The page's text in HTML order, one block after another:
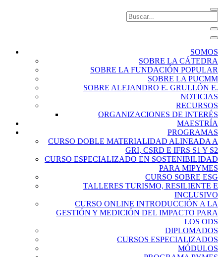
SOMOS
SOBRE LA CÁTEDRA
SOBRE LA FUNDACIÓN POPULAR
SOBRE LA PUCMM
SOBRE ALEJANDRO E. GRULLÓN E.
NOTICIAS
RECURSOS
ORGANIZACIONES DE INTERÉS
MAESTRÍA
PROGRAMAS
CURSO DOBLE MATERIALIDAD ALINEADA A
GRI, CSRD E IFRS S1 Y S2
CURSO ESPECIALIZADO EN SOSTENIBILIDAD
PARA MIPYMES
CURSO SOBRE ESG
TALLERES TURISMO, RESILIENTE E
INCLUSIVO
CURSO ONLINE INTRODUCCIÓN A LA
GESTIÓN Y MEDICIÓN DEL IMPACTO PARA
LOS ODS
DIPLOMADOS
CURSOS ESPECIALIZADOS
MÓDULOS